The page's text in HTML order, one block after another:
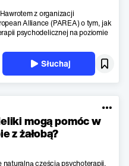
z organizacji
Alliance (PAREA) o tym, jak
psychodelicznej na poziomie
Słuchaj
mogą pomóc w
z żałobą?
częścią psychoterapii.